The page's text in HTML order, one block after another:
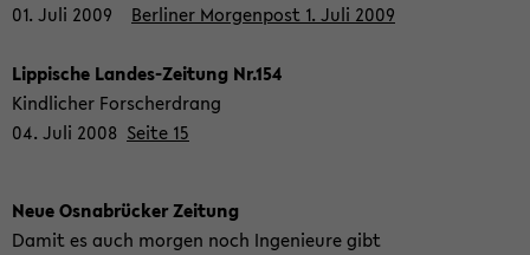
01. Juli 2009 Ber­li­ner Mor­gen­post 1. Juli 2009
Lip­pi­sche Landes-​Zeitung Nr.154
Kind­li­cher For­scher­drang
04. Juli 2008 Seite 15
Neue Os­na­brü­cker Zei­tung
Damit es auch mor­gen noch In­ge­nieu­re gibt